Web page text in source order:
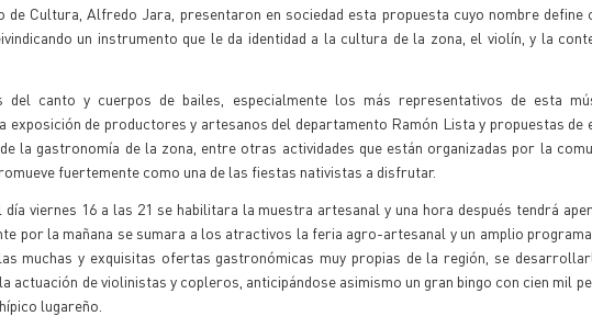
de Cultura, Alfredo Jara, presentaron en sociedad esta propuesta cuyo nombre define
un instrumento que le da identidad a la cultura de la zona, el violín, y la
del canto y cuerpos de bailes, especialmente los más representativos de esta
exposición de productores y artesanos del departamento Ramón Lista y propuestas
la gastronomía de la zona, entre otras actividades que están organizadas por la
fuertemente como una de las fiestas nativistas a disfrutar.
día viernes 16 a las 21 se habilitara la muestra artesanal y una hora después tendrá
por la mañana se sumara a los atractivos la feria agro-artesanal y un amplio
muchas y exquisitas ofertas gastronómicas muy propias de la región, se
actuación de violinistas y copleros, anticipándose asimismo un gran bingo con cien mil
lugareño.